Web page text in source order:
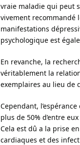
vraie maladie qui peut
vivement recommandé
manifestations
psychologique est
En revanche, la
véritablement la
exemplaires au lieu de
Cependant,
plus de 50% d’entre
Cela est dû a la prise
cardiaques et des